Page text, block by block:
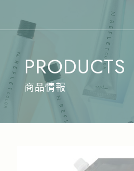
關於娜普菈
最新消息
商品情報
專業染髮
專業燙髮
居家洗護
PRODUCTS
商品情報